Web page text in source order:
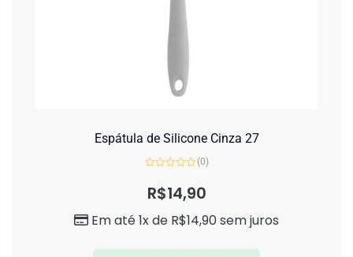
Espátula de Silicone Cinza 27
de
(0)
R$14,90
Em até 1x de R$14,90sem juros